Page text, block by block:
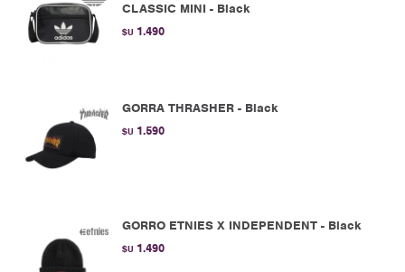
CLASSIC MINI - Black
$U 1.490
GORRA THRASHER - Black
$U 1.590
GORRO ETNIES X INDEPENDENT - Black
$U 1.490